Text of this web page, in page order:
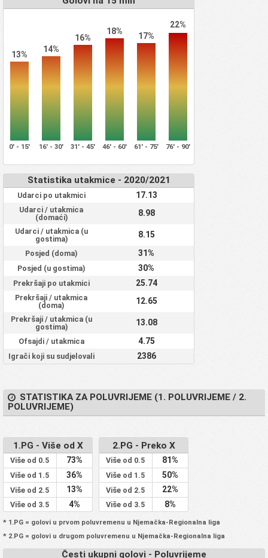
13%
14%
16%
18% 17%
22%
0' - 15' 16' - 30' 31' - 45' 46' - 60' 61' - 75' 76' - 90'
Statistika utakmice - 2020/2021
Udarci po utakmici 17.13
Udarci / utakmica
(domaći)
8.98
Udarci / utakmica (u
gostima)
8.15
Posjed (doma) 31%
Posjed (u gostima) 30%
Prekršaji po utakmici 25.74
Prekršaji / utakmica
(doma)
12.65
Prekršaji / utakmica (u
gostima)
13.08
Ofsajdi / utakmica 4.75
Igrači koji su sudjelovali 2386
STATISTIKA ZA POLUVRIJEME (1. POLUVRIJEME / 2.
POLUVRIJEME)
1.PG - Više od X
Više od 0.5 73%
Više od 1.5 36%
Više od 2.5 13%
Više od 3.5 4%
2.PG - Preko X
Više od 0.5 81%
Više od 1.5 50%
Više od 2.5 22%
Više od 3.5 8%
* 1.PG = golovi u prvom poluvremenu u Njemačka-Regionalna liga
* 2.PG = golovi u drugom poluvremenu u Njemačka-Regionalna liga
Česti ukupni golovi - Poluvrijeme